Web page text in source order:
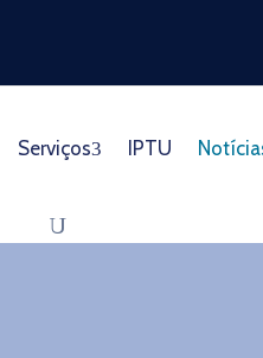
Serviços IPTU